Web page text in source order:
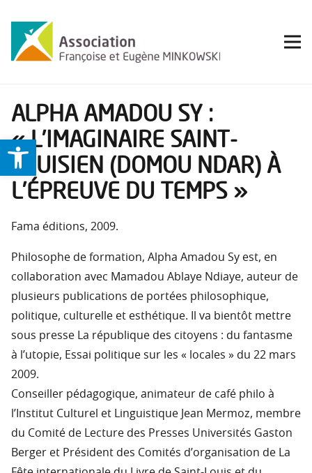
Ouvrir la barre d’outils
ALPHA AMADOU SY :
« L’IMAGINAIRE SAINT-
LOUISIEN (DOMOU NDAR) À
L’ÉPREUVE DU TEMPS »
Fama éditions, 2009.
Philosophe de formation, Alpha Amadou Sy est, en
collaboration avec Mamadou Ablaye Ndiaye, auteur de
plusieurs publications de portées philosophique,
politique, culturelle et esthétique. Il va bientôt mettre
sous presse La république des citoyens : du fantasme
à l’utopie, Essai politique sur les « locales » du 22 mars
2009.
Conseiller pédagogique, animateur de café philo à
l’Institut Culturel et Linguistique Jean Mermoz, membre
du Comité de Lecture des Presses Universités Gaston
Berger et Président des Comités d’organisation de La